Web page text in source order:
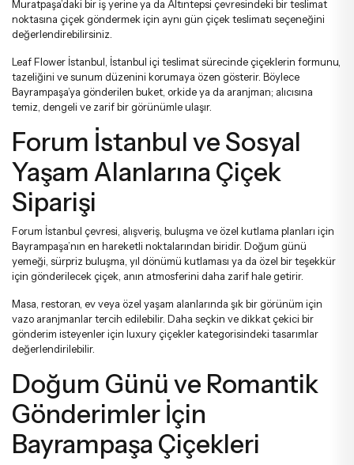
Muratpaşa’daki bir iş yerine ya da Altıntepsi çevresindeki bir teslimat
noktasına çiçek göndermek için aynı gün çiçek teslimatı seçeneğini
değerlendirebilirsiniz.
Leaf Flower İstanbul, İstanbul içi teslimat sürecinde çiçeklerin formunu,
tazeliğini ve sunum düzenini korumaya özen gösterir. Böylece
Bayrampaşa’ya gönderilen buket, orkide ya da aranjman; alıcısına
temiz, dengeli ve zarif bir görünümle ulaşır.
Forum İstanbul ve Sosyal
Yaşam Alanlarına Çiçek
Siparişi
Forum İstanbul çevresi, alışveriş, buluşma ve özel kutlama planları için
Bayrampaşa’nın en hareketli noktalarından biridir. Doğum günü
yemeği, sürpriz buluşma, yıl dönümü kutlaması ya da özel bir teşekkür
için gönderilecek çiçek, anın atmosferini daha zarif hale getirir.
Masa, restoran, ev veya özel yaşam alanlarında şık bir görünüm için
vazo aranjmanlartercih edilebilir. Daha seçkin ve dikkat çekici bir
gönderim isteyenler için luxury çiçeklerkategorisindeki tasarımlar
değerlendirilebilir.
Doğum Günü ve Romantik
Gönderimler İçin
Bayrampaşa Çiçekleri